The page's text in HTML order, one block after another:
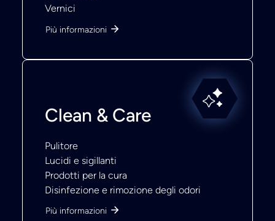
Vernici
Più informazioni
Clean & Care
Pulitore
Lucidi e sigillanti
Prodotti per la cura
Disinfezione e rimozione degli odori
Più informazioni